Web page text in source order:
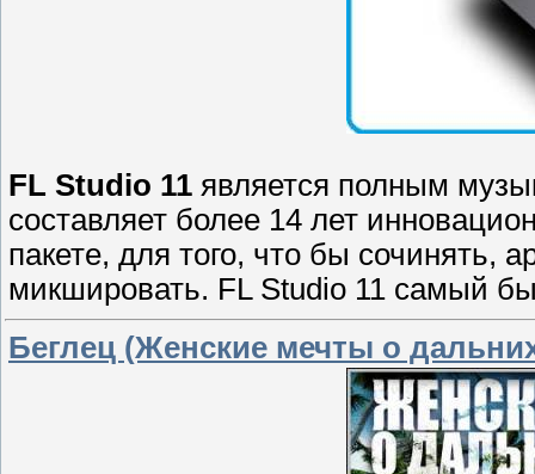
FL Studio 11 является полным
составляет более 14 лет
пакете, для того, что бы сочинять,
микшировать. FL Studio 11 самый
Беглец (Женские мечты о